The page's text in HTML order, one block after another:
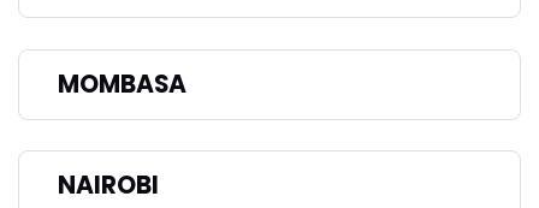
MOMBASA
NAIROBI